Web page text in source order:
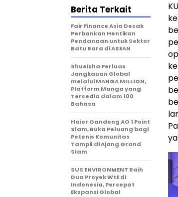
Berita Terkait
Fair Finance Asia Desak
Perbankan Hentikan
Pendanaan untuk Sektor
Batu Bara di ASEAN
Shueisha Perluas
Jangkauan Global
melalui MANGA MILLION,
Platform Manga yang
Tersedia dalam 100
Bahasa
Haier Gandeng AO 1 Point
Slam, Buka Peluang bagi
Petenis Komunitas
Tampil di Ajang Grand
Slam
SUS ENVIRONMENT Raih
Dua Proyek WtE di
Indonesia, Percepat
Ekspansi Global